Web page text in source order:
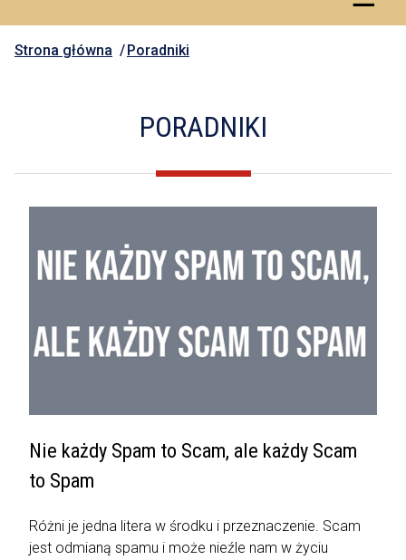
Strona główna Poradniki
PORADNIKI
Nie każdy Spam to Scam, ale każdy Scam
to Spam
Różni je jedna litera w środku i przeznaczenie. Scam
jest odmianą spamu i może nieźle nam w życiu